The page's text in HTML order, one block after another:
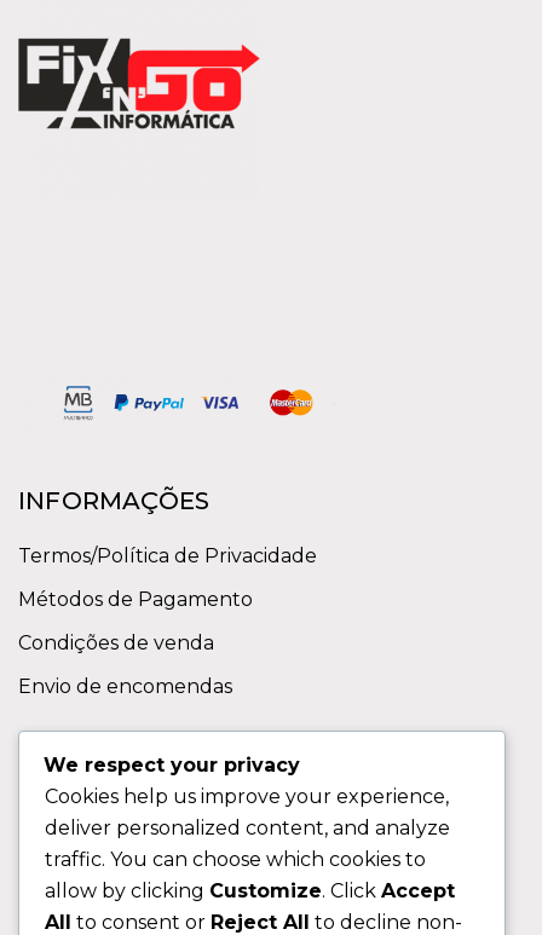
INFORMAÇÕES
Termos/Política de Privacidade
Métodos de Pagamento
Condições de venda
Envio de encomendas
Contactos
Sobre nos
FAQ (Perguntas Frequentes)
We respect your privacy
Cookies help us improve your experience,
deliver personalized content, and analyze
traffic. You can choose which cookies to
allow by clicking Customize. Click Accept
All to consent or Reject All to decline non-